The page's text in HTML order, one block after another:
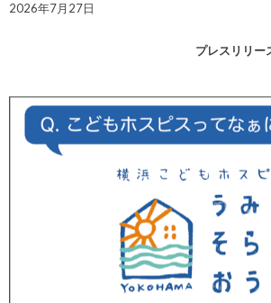
2026年7月27日
プレスリリー